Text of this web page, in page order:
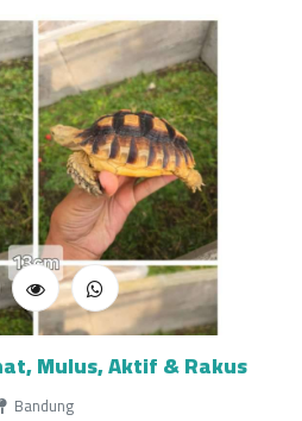
Mulus, Aktif & Rakus
Bandung